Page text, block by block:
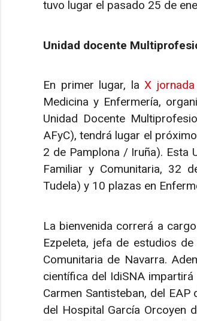
tuvo lugar el pasado 25 de
Unidad docente
En primer lugar, laX jornada
Medicina y Enfermería,
Unidad Docente
AFyC), tendrá lugar el
2 de Pamplona / Iruña). Esta
Familiar y Comunitaria, 32
Tudela) y 10 plazas en
La bienvenida correrá a
Ezpeleta, jefa de estudios
Comunitaria de Navarra.
científica del IdiSNA
Carmen Santisteban, del
del Hospital García Orcoyen